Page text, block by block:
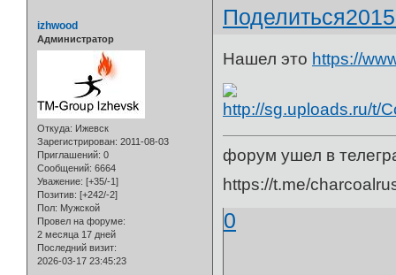
Поделиться
izhwood
Администратор
Откуда: Ижевск
Зарегистрирован: 2011-08-03
Приглашений: 0
Сообщений: 6664
Уважение: [+35/-1]
Позитив: [+242/-2]
Пол: Мужской
Провел на форуме:
2 месяца 17 дней
Последний визит:
2026-03-17 23:45:23
Нашел это https://
форум ушел в
https://t.me/
0